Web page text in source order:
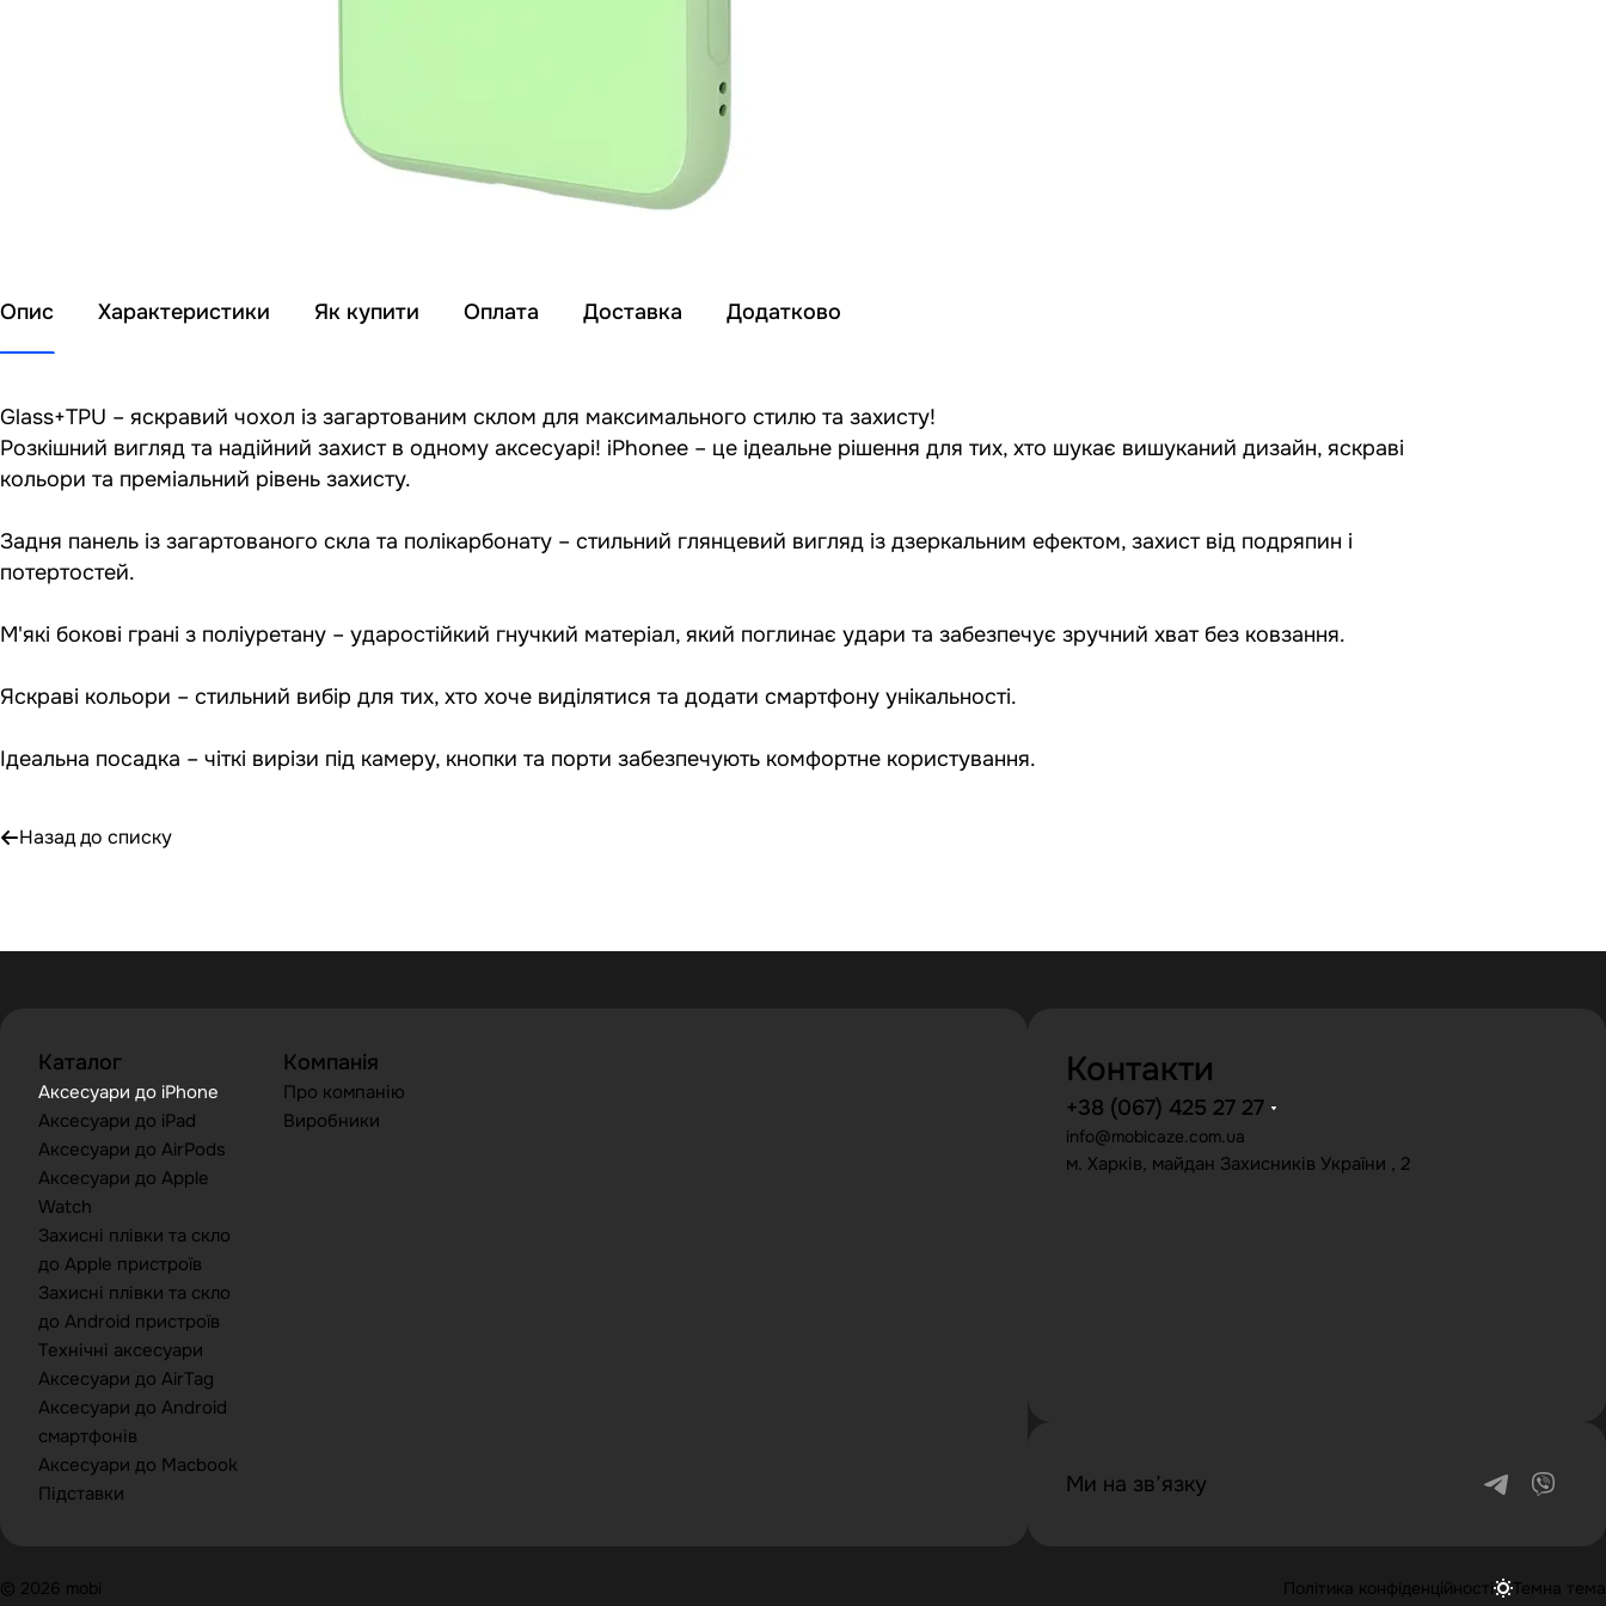
Опис Характеристики Як купити Оплата Доставка Додатково
Glass+TPU – яскравий чохол із загартованим склом для максимального стилю та захисту!
Розкішний вигляд та надійний захист в одному аксесуарі! iPhonee – це ідеальне рішення для тих, хто шукає вишуканий дизайн, яскраві
кольори та преміальний рівень захисту.
Задня панель із загартованого скла та полікарбонату – стильний глянцевий вигляд із дзеркальним ефектом, захист від подряпин і
потертостей.
М'які бокові грані з поліуретану – ударостійкий гнучкий матеріал, який поглинає удари та забезпечує зручний хват без ковзання.
Яскраві кольори – стильний вибір для тих, хто хоче виділятися та додати смартфону унікальності.
Ідеальна посадка – чіткі вирізи під камеру, кнопки та порти забезпечують комфортне користування.
Назад до списку
Каталог
Аксесуари до iPhone
Аксесуари до iPad
Аксесуари до AirPods
Аксесуари до Apple
Watch
Захисні плівки та скло
до Apple пристроїв
Захисні плівки та скло
до Android пристроїв
Технічні аксесуари
Аксесуари до AirTag
Аксесуари до Android
смартфонів
Аксесуари до Macbook
Підставки
Компанія
Про компанію
Виробники
Контакти
+38 (067) 425 27 27
info@mobicaze.com.ua
м. Харків, майдан Захисників України , 2
Ми на зв’язку
© 2026 mobi Політика конфіденційності Темна тема